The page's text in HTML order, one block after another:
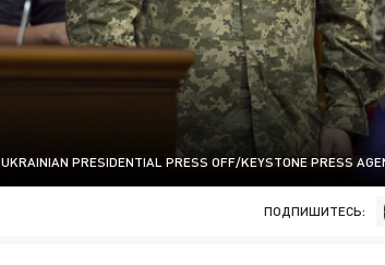
UKRAINIAN PRESIDENTIAL PRESS OFF/KEYSTONE PRESS
ПОДПИШИТЕСЬ: